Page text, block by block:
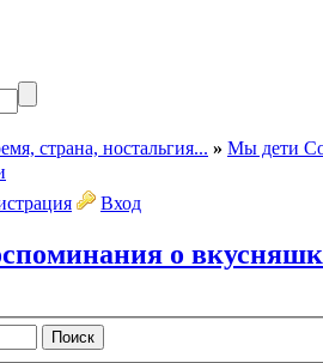
страна, ностальгия... » Мы дети
Вход
о